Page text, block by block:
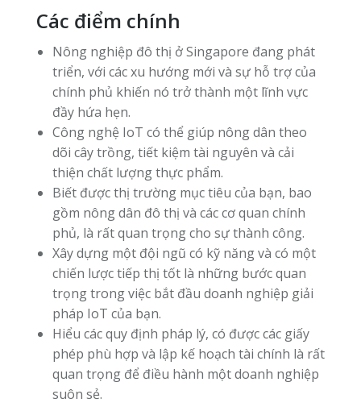
Các điểm chính
Nông nghiệp đô thị ở Singapore đang phát
triển, với các xu hướng mới và sự hỗ trợ của
chính phủ khiến nó trở thành một lĩnh vực
đầy hứa hẹn.
Công nghệ IoT có thể giúp nông dân theo
dõi cây trồng, tiết kiệm tài nguyên và cải
thiện chất lượng thực phẩm.
Biết được thị trường mục tiêu của bạn, bao
gồm nông dân đô thị và các cơ quan chính
phủ, là rất quan trọng cho sự thành công.
Xây dựng một đội ngũ có kỹ năng và có một
chiến lược tiếp thị tốt là những bước quan
trọng trong việc bắt đầu doanh nghiệp giải
pháp IoT của bạn.
Hiểu các quy định pháp lý, có được các giấy
phép phù hợp và lập kế hoạch tài chính là rất
quan trọng để điều hành một doanh nghiệp
suôn sẻ.